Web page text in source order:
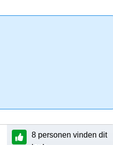
8 personen vinden dit